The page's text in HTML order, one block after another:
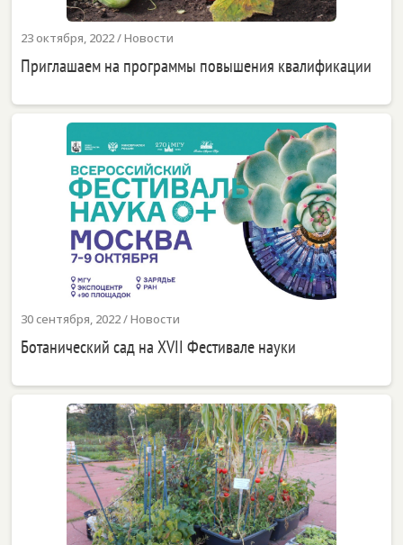
23 октября, 2022/Новости
Приглашаем на программы повышения квалификации
30 сентября, 2022/Новости
Ботанический сад на XVII Фестивале науки